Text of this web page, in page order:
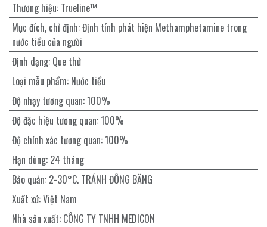
Thương hiệu: Trueline™
Mục đích, chỉ định:Định tính phát hiện Methamphetamine trong
nước tiểu của người
Định dạng: Que thử
Loại mẫu phẩm: Nước tiểu
Độ nhạy tương quan:100%
Độ đặc hiệu tương quan:100%
Độ chính xác tương quan:100%
Hạn dùng: 24 tháng
Bảo quản: 2-30°C. TRÁNH ĐÔNG BĂNG
Xuất xứ:Việt Nam
Nhà sản xuất: CÔNG TY TNHH MEDICON